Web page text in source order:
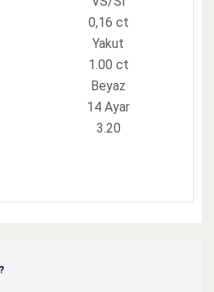
0,16 ct
Yakut
1.00 ct
Beyaz
14 Ayar
3.20